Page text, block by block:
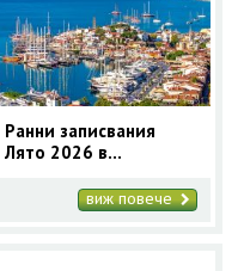
Ранни записвания
Лято 2026 в
за 7 нощувкивиж повече